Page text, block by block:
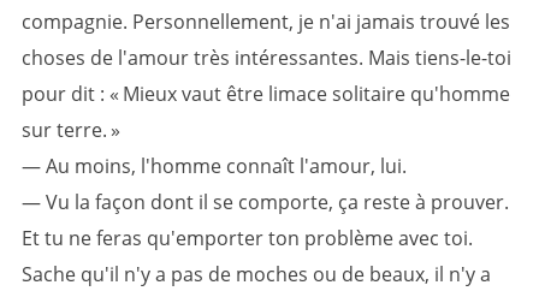
compagnie. Personnellement, je n'ai jamais trouvé les
choses de l'amour très intéressantes. Mais tiens-le-toi
pour dit : « Mieux vaut être limace solitaire qu'homme
sur terre. »
— Au moins, l'homme connaît l'amour, lui.
— Vu la façon dont il se comporte, ça reste à prouver.
Et tu ne feras qu'emporter ton problème avec toi.
Sache qu'il n'y a pas de moches ou de beaux, il n'y a